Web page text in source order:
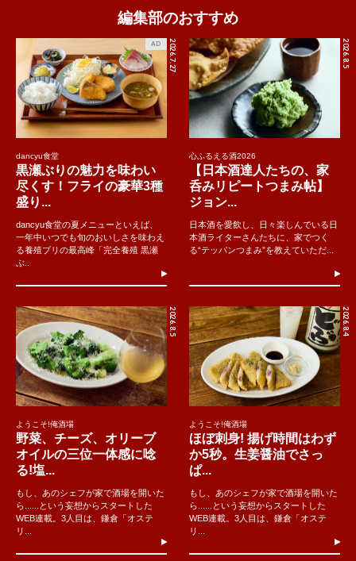
編集部のおすすめ
2026.7.27
AD
dancyu食堂
黒瀬ぶりの魅力を味わい
尽くす！フライの豪華3種
盛り...
dancyu食堂の夏メニューといえば、
一年中いつでも旬のおいしさを味わえ
る養殖ブリの最高峰「完全養殖 黒瀬
ぶ..
2026.8.5
心ふるえる酒2026
【日本酒達人たちの、家
呑みリピートつまみ帖】
ジョン...
日本酒を愛飲し、日々楽しんでいる日
本酒ライターさんたちに、家でつく
る“テッパンつまみ”を教えていただ...
2026.8.5
ようこそ!俺酒場
野菜、チーズ、オリーブ
オイルの三位一体感に唸
る!塩...
もし、あのシェフが家で酒場を開いた
ら......という妄想からスタートした
WEB連載。3人目は、鎌倉「オステ
リ...
2026.8.4
ようこそ!俺酒場
ほぼ刺身! 揚げ時間はわず
か5秒。生姜醤油でさっ
ぱ...
もし、あのシェフが家で酒場を開いた
ら......という妄想からスタートした
WEB連載。3人目は、鎌倉「オステ
リ...